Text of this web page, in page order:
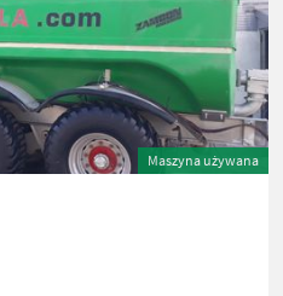
Maszyna używana